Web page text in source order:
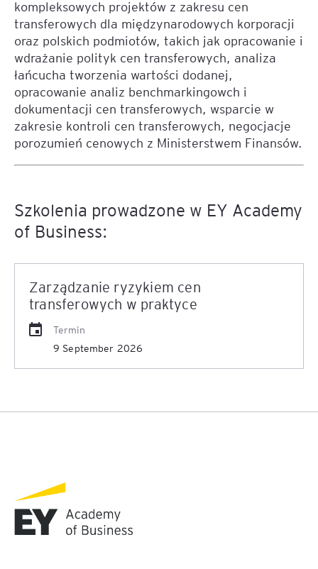
kompleksowych projektów z zakresu cen
transferowych dla międzynarodowych korporacji
oraz polskich podmiotów, takich jak opracowanie i
wdrażanie polityk cen transferowych, analiza
łańcucha tworzenia wartości dodanej,
opracowanie analiz benchmarkingowch i
dokumentacji cen transferowych, wsparcie w
zakresie kontroli cen transferowych, negocjacje
porozumień cenowych z Ministerstwem Finansów.
Szkolenia prowadzone w EY Academy
of Business:
Zarządzanie ryzykiem cen
transferowych w praktyce
Termin
9 September 2026